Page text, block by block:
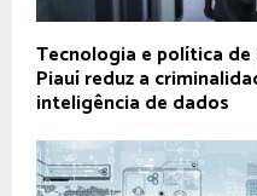
Tecnologia e política
Piauí reduz a
inteligência de dados